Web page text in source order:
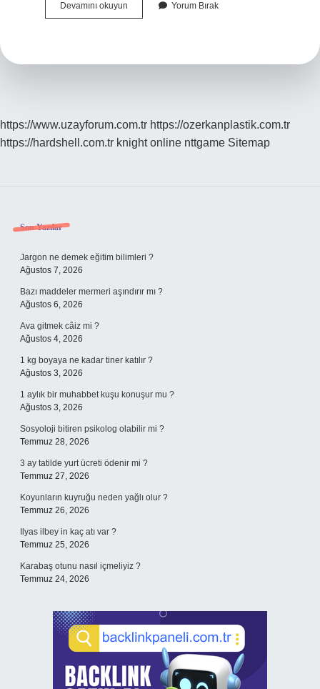
Devamını okuyun
Ne
Yorum Bırak
https://www.uzayforum.com.tr https://ozerkanplastik.com.tr
https://hardshell.com.tr knight online nttgame Sitemap
Sidebar
Son Yazılar
Jargon ne demek eğitim bilimleri ?
Ağustos 7, 2026
Bazı maddeler mermeri aşındırır mı ?
Ağustos 6, 2026
Ava gitmek câiz mi ?
Ağustos 4, 2026
1 kg boyaya ne kadar tiner katılır ?
Ağustos 3, 2026
1 aylık bir muhabbet kuşu konuşur mu ?
Ağustos 3, 2026
Sosyoloji bitiren psikolog olabilir mi ?
Temmuz 28, 2026
3 ay tatilde yurt ücreti ödenir mi ?
Temmuz 27, 2026
Koyunların kuyruğu neden yağlı olur ?
Temmuz 26, 2026
Ilyas ilbey in kaç atı var ?
Temmuz 25, 2026
Karabaş otunu nasıl içmeliyiz ?
Temmuz 24, 2026